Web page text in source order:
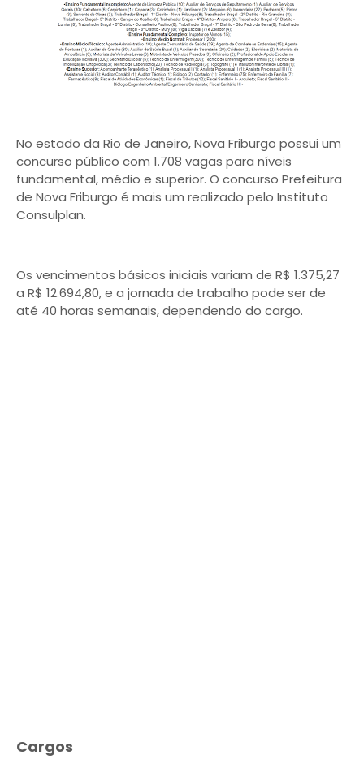
No estado da Rio de Janeiro, Nova Friburgo possui um
concurso público com 1.708 vagas para níveis
fundamental, médio e superior. O concurso Prefeitura
de Nova Friburgo é mais um realizado pelo Instituto
Consulplan.
Os vencimentos básicos iniciais variam de R$ 1.375,27
a R$ 12.694,80, e a jornada de trabalho pode ser de
até 40 horas semanais, dependendo do cargo.
Cargos